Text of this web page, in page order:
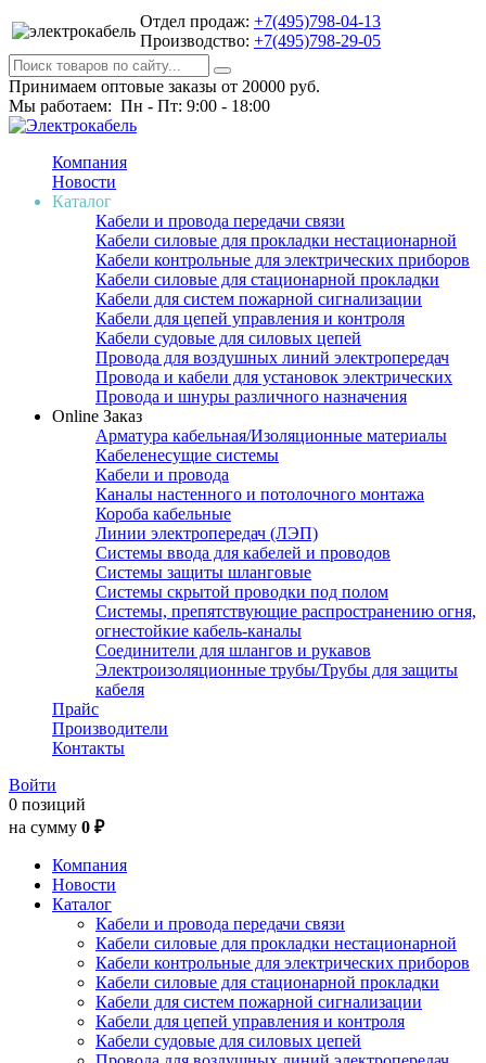
Отдел продаж: +7(495)798-04-13
Производство: +7(495)798-29-05
Принимаем оптовые заказы от 20000 руб.
Мы работаем: Пн - Пт: 9:00 - 18:00
Компания
Новости
Каталог
Кабели и провода передачи связи
Кабели силовые для прокладки нестационарной
Кабели контрольные для электрических приборов
Кабели силовые для стационарной прокладки
Кабели для систем пожарной сигнализации
Кабели для цепей управления и контроля
Кабели судовые для силовых цепей
Провода для воздушных линий электропередач
Провода и кабели для установок электрических
Провода и шнуры различного назначения
Online Заказ
Арматура кабельная/Изоляционные материалы
Кабеленесущие системы
Кабели и провода
Каналы настенного и потолочного монтажа
Короба кабельные
Линии электропередач (ЛЭП)
Системы ввода для кабелей и проводов
Системы защиты шланговые
Системы скрытой проводки под полом
Системы, препятствующие распространению огня,
огнестойкие кабель-каналы
Соединители для шлангов и рукавов
Электроизоляционные трубы/Трубы для защиты
кабеля
Прайс
Производители
Контакты
Войти
0 позиций
на сумму 0 ₽
Компания
Новости
Каталог
Кабели и провода передачи связи
Кабели силовые для прокладки нестационарной
Кабели контрольные для электрических приборов
Кабели силовые для стационарной прокладки
Кабели для систем пожарной сигнализации
Кабели для цепей управления и контроля
Кабели судовые для силовых цепей